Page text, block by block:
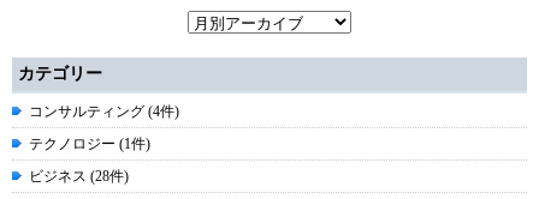
カテゴリー
コンサルティング (4件)
テクノロジー (1件)
ビジネス (28件)